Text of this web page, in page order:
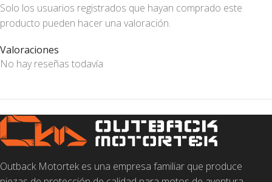
Valoraciones
No hay reseñas todavía
Solo los usuarios registrados que hayan comprado este
producto pueden hacer una valoración.
Outback Motortek es una empresa familiar que produce